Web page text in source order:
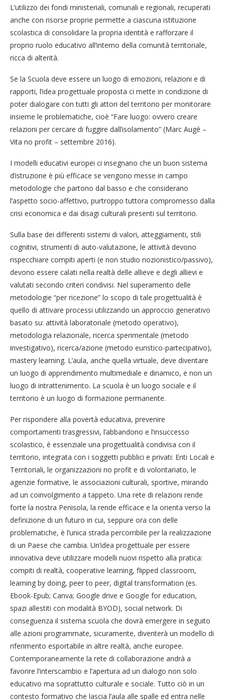
L’utilizzo dei fondi ministeriali, comunali e regionali, recuperati
anche con risorse proprie permette a ciascuna istituzione
scolastica di consolidare la propria identità e rafforzare il
proprio ruolo educativo all’interno della comunità territoriale,
ricca di alterità.
Se la Scuola deve essere un luogo di emozioni, relazioni e di
rapporti, l’idea progettuale proposta ci mette in condizione di
poter dialogare con tutti gli attori del territorio per monitorare
insieme le problematiche, cioè “Fare luogo: ovvero creare
relazioni per cercare di fuggire dall’isolamento” (Marc Augé –
Vita no profit – settembre 2016).
I modelli educativi europei ci insegnano che un buon sistema
d’istruzione è più efficace se vengono messe in campo
metodologie che partono dal basso e che considerano
l’aspetto socio-affettivo, purtroppo tuttora compromesso dalla
crisi economica e dai disagi culturali presenti sul territorio.
Sulla base dei differenti sistemi di valori, atteggiamenti, stili
cognitivi, strumenti di auto-valutazione, le attività devono
rispecchiare compiti aperti (e non studio nozionistico/passivo),
devono essere calati nella realtà delle allieve e degli allievi e
valutati secondo criteri condivisi. Nel superamento delle
metodologie “per ricezione” lo scopo di tale progettualità è
quello di attivare processi utilizzando un approccio generativo
basato su: attività laboratoriale (metodo operativo),
metodologia relazionale, ricerca sperimentale (metodo
investigativo), ricerca/azione (metodo euristico-partecipativo),
mastery learning. L’aula, anche quella virtuale, deve diventare
un luogo di apprendimento multimediale e dinamico, e non un
luogo di intrattenimento. La scuola è un luogo sociale e il
territorio è un luogo di formazione permanente.
Per rispondere alla povertà educativa, prevenire
comportamenti trasgressivi, l’abbandono e l’insuccesso
scolastico, è essenziale una progettualità condivisa con il
territorio, integrata con i soggetti pubblici e privati: Enti Locali e
Territoriali, le organizzazioni no profit e di volontariato, le
agenzie formative, le associazioni culturali, sportive, mirando
ad un coinvolgimento a tappeto. Una rete di relazioni rende
forte la nostra Penisola, la rende efficace e la orienta verso la
definizione di un futuro in cui, seppure ora con delle
problematiche, è l’unica strada percorribile per la realizzazione
di un Paese che cambia. Un’idea progettuale per essere
innovativa deve utilizzare modelli nuovi rispetto alla pratica:
compiti di realtà, cooperative learning, flipped classroom,
learning by doing, peer to peer, digital transformation (es.
Ebook-Epub; Canva; Google drive e Google for education,
spazi allestiti con modalità BYOD), social network. Di
conseguenza il sistema scuola che dovrà emergere in seguito
alle azioni programmate, sicuramente, diventerà un modello di
riferimento esportabile in altre realtà, anche europee.
Contemporaneamente la rete di collaborazione andrà a
favorire l’interscambio e l’apertura ad un dialogo non solo
educativo ma soprattutto culturale e sociale. Tutto ciò in un
contesto formativo che lascia l’aula alle spalle ed entra nelle